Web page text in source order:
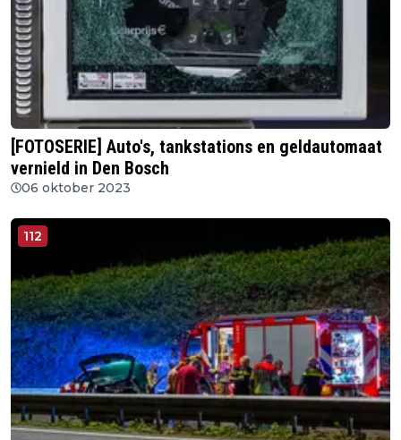
[FOTOSERIE] Auto's, tankstations en geldautomaat
vernield in Den Bosch
06 oktober 2023
112